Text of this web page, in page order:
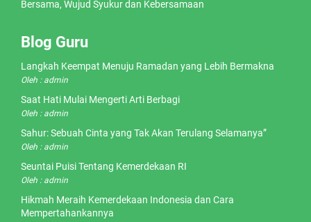
Bersama, Wujud Syukur dan Kebersamaan
Blog Guru
Langkah Keempat Menuju Ramadan yang Lebih Bermakna
Oleh : admin
Saat Hati Mulai Mengerti Arti Berbagi
Oleh : admin
Sahur: Sebuah Cinta yang Tak Akan Terulang Selamanya”
Oleh : admin
Seuntai Puisi Tentang Kemerdekaan RI
Oleh : admin
Hikmah Meraih Kemerdekaan Indonesia dan Cara
Mempertahankannya